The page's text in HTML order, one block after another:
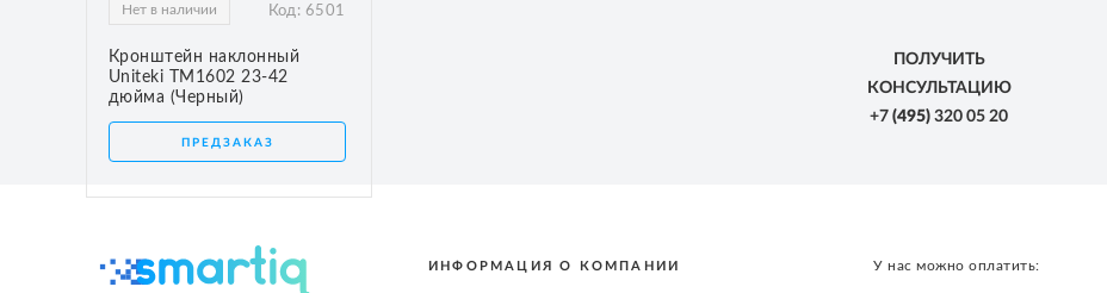
Нет в наличии Код: 6501
Кронштейн наклонный
Uniteki TM1602 23-42
дюйма (Черный)
ПРЕДЗАКАЗ
ПОЛУЧИТЬ
КОНСУЛЬТАЦИЮ
+7 (495) 320 05 20
ИНФОРМАЦИЯ О КОМПАНИИ У нас можно оплатить: